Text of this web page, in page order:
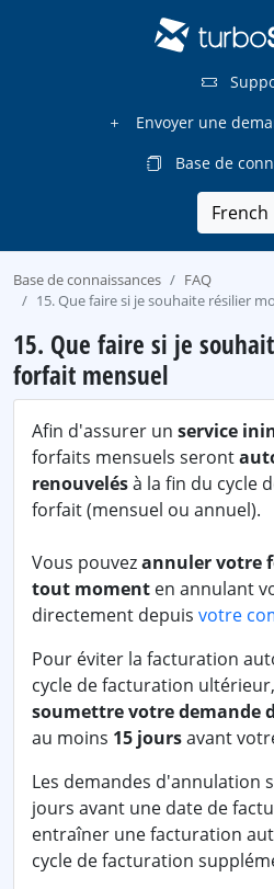
Envoyer une
Base de
French
Base de connaissances
FAQ
15. Que faire si je souhaite résilier
15. Que faire si je
forfait mensuel
Afin d'assurer un service
forfaits mensuels seront
renouvelésà la fin du cycle
forfait (mensuel ou annuel).
Vous pouvezannuler votre
tout moment en annulant
directement depuis votre
Pour éviter la facturation
cycle de facturation
soumettre votre demande
au moins 15 joursavant
Les demandes d'annulation
jours avant une date de
entraîner une facturation
cycle de facturation